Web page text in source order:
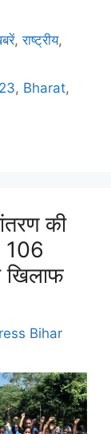
,राष्ट्रीय,
, Bharat,
की
106
खिलाफ
Bihar